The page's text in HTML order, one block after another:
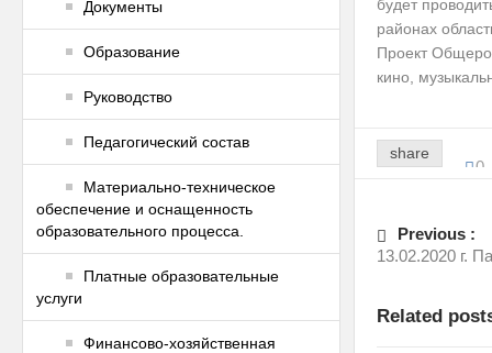
будет
районах
Проект
кино,
share
0
Previous :
13.02.2020 г.
Related
Документы
Образование
Руководство
Педагогический состав
Материально-техническое
обеспечение и оснащенность
образовательного процесса.
Платные образовательные
услуги
Финансово-хозяйственная